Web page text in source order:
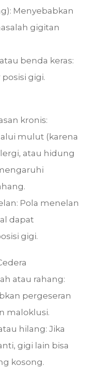
Menyebabkan
gigitan
benda keras:
gigi.
kronis:
mulut (karena
atau hidung
Pola menelan
dapat
gigi.
atau rahang:
pergeseran
maloklusi.
hilang: Jika
gigi lain bisa
kosong.